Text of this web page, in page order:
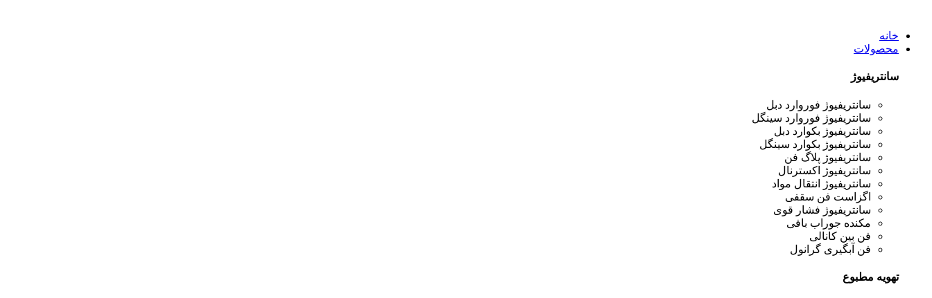
خانه
محصولات
سانتریفیوژ
سانتریفیوژ فوروارد دبل
سانتریفیوژ فوروارد سینگل
سانتریفیوژ بکوارد دبل
سانتریفیوژ بکوارد سینگل
سانتریفیوژ پلاگ فن
سانتریفیوژ اکسترنال
سانتریفیوژ انتقال مواد
اگزاست فن سقفی
سانتریفیوژ فشار قوی
مکنده جوراب بافی
فن بین کانالی
فن آبگیری گرانول
تهویه مطبوع